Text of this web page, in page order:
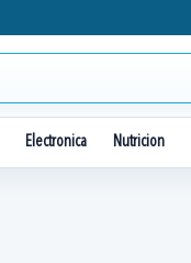
Electronica Nutricion